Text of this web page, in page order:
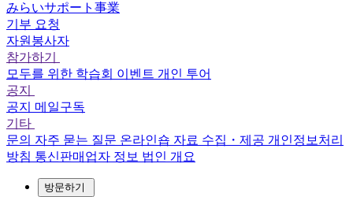
みらいサポート事業
기부 요청
자원봉사자
참가하기
모두를 위한 학습회 이벤트 개인 투어
공지
공지 메일구독
기타
문의 자주 묻는 질문 온라인숍 자료 수집・제공 개인정보처리
방침 통신판매업자 정보 법인 개요
방문하기